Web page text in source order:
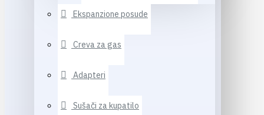
Ekspanzione posude
Creva za gas
Adapteri
Sušači za kupatilo